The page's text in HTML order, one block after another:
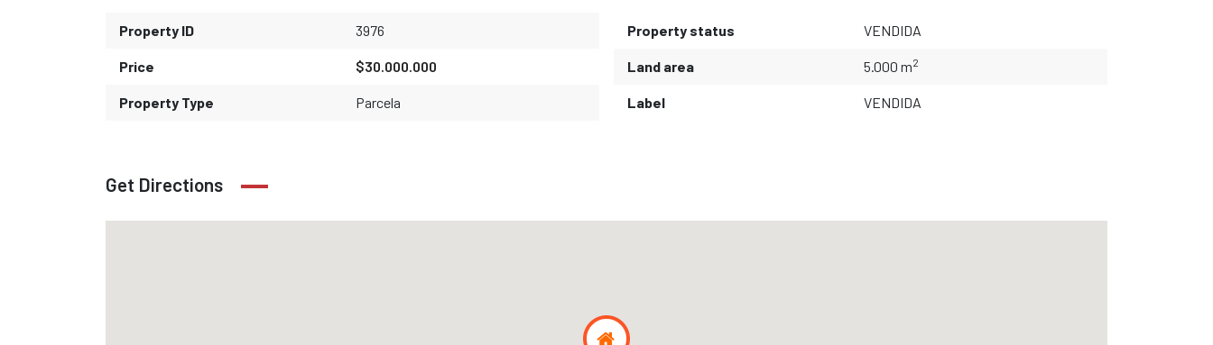
Property ID 3976
Price $30.000.000
Property Type Parcela
Property status VENDIDA
Land area 5.000 m2
Label VENDIDA
Get Directions